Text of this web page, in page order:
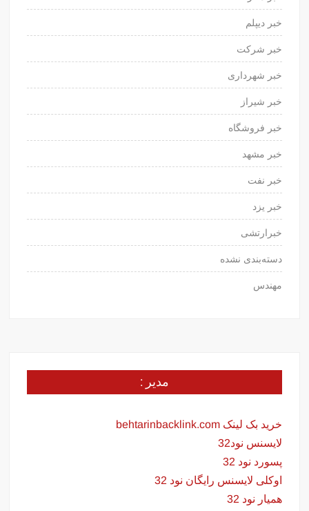
خبر دیپلم
خبر شرکت
خبر شهرداری
خبر شیراز
خبر فروشگاه
خبر مشهد
خبر نفت
خبر یزد
خبرارتشی
دسته‌بندی نشده
مهندس
مدیر :
خرید بک لینک behtarinbacklink.com
لایسنس نود32
پسورد نود 32
اوکلی لایسنس رایگان نود 32
همیار نود 32